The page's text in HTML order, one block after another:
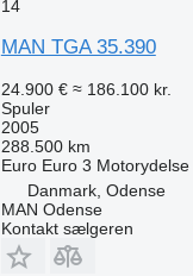
14
MAN TGA 35.390
24.900 € ≈ 186.100 kr.
Spuler
2005
288.500 km
Euro Euro 3 Motorydelse
Danmark, Odense
MAN Odense
Kontakt sælgeren